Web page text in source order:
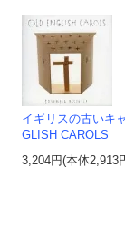
イギリスの古いキ
GLISH CAROLS
3,204円(本体2,913